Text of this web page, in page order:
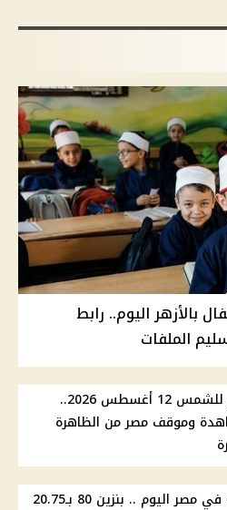
بالأزهر اليوم.. رابط
الملفات
كسوف كلي للشمس 12 أغسطس 2026..
وموقف مصر من الظاهرة
أسعار الوقود في مصر اليوم .. بنزين 80 بـ20.75